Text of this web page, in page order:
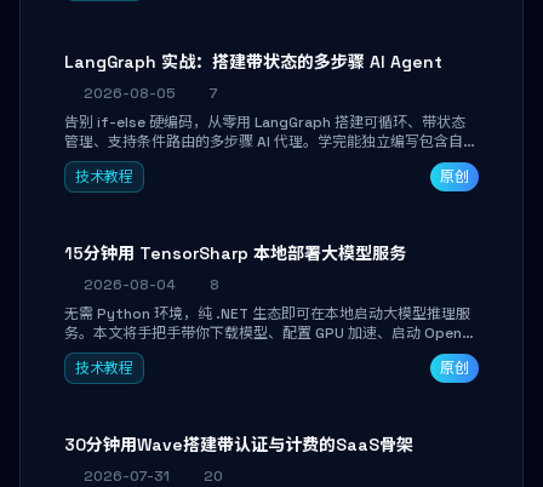
LangGraph 实战：搭建带状态的多步骤 AI Agent
2026-08-05
7
告别 if-else 硬编码，从零用 LangGraph 搭建可循环、带状态
管理、支持条件路由的多步骤 AI 代理。学完能独立编写包含自动
决策、工具调用和持久化状态的复杂工作流，并避开递归溢出、
状态丢失等常见坑点。
技术教程 原创
15分钟用 TensorSharp 本地部署大模型服务
2026-08-04
8
无需 Python 环境，纯 .NET 生态即可在本地启动大模型推理服
务。本文将手把手带你下载模型、配置 GPU 加速、启动 OpenAI
兼容 API，并在 C# 业务代码中无缝调用。数据不出网，零门槛
搞定本地 LLM 部署。
技术教程 原创
30分钟用Wave搭建带认证与计费的SaaS骨架
2026-07-31
20